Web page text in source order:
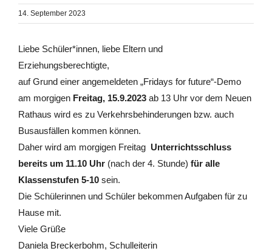
14. September 2023
Liebe Schüler*innen, liebe Eltern und
Erziehungsberechtigte,
auf Grund einer angemeldeten „Fridays for future“-Demo
am morgigen Freitag, 15.9.2023 ab 13 Uhr vor dem Neuen
Rathaus wird es zu Verkehrsbehinderungen bzw. auch
Busausfällen kommen können.
Daher wird am morgigen Freitag Unterrichtsschluss
bereits um 11.10 Uhr (nach der 4. Stunde) für alle
Klassenstufen 5-10 sein.
Die Schülerinnen und Schüler bekommen Aufgaben für zu
Hause mit.
Viele Grüße
Daniela Breckerbohm, Schulleiterin